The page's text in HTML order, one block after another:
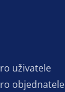
uživatele
objednatele